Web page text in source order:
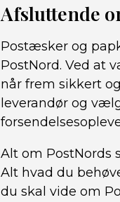
Afsluttende
Postæsker og
PostNord. Ved at
når frem sikkert
leverandør og
Alt om PostNords
Alt hvad du
du skal vide om